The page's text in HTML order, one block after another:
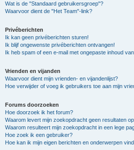
Wat is de "Standaard gebruikersgroep"?
Waarvoor dient de "Het Team"-link?
Privéberichten
Ik kan geen privéberichten sturen!
Ik blijf ongewenste privéberichten ontvangen!
Ik heb spam of een e-mail met ongepaste inhoud
Vrienden en vijanden
Waarvoor dient mijn vrienden- en vijandenlijst?
Hoe verwijder of voeg ik gebruikers toe aan mijn
Forums doorzoeken
Hoe doorzoek ik het forum?
Waarom levert mijn zoekopdracht geen resultaten
Waarom resulteert mijn zoekopdracht in een lege
Hoe zoek ik een gebruiker?
Hoe kan ik mijn eigen berichten en onderwerpen